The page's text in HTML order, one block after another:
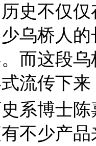
史不仅
乌桥人
而这段
流传下
系博士
不少产